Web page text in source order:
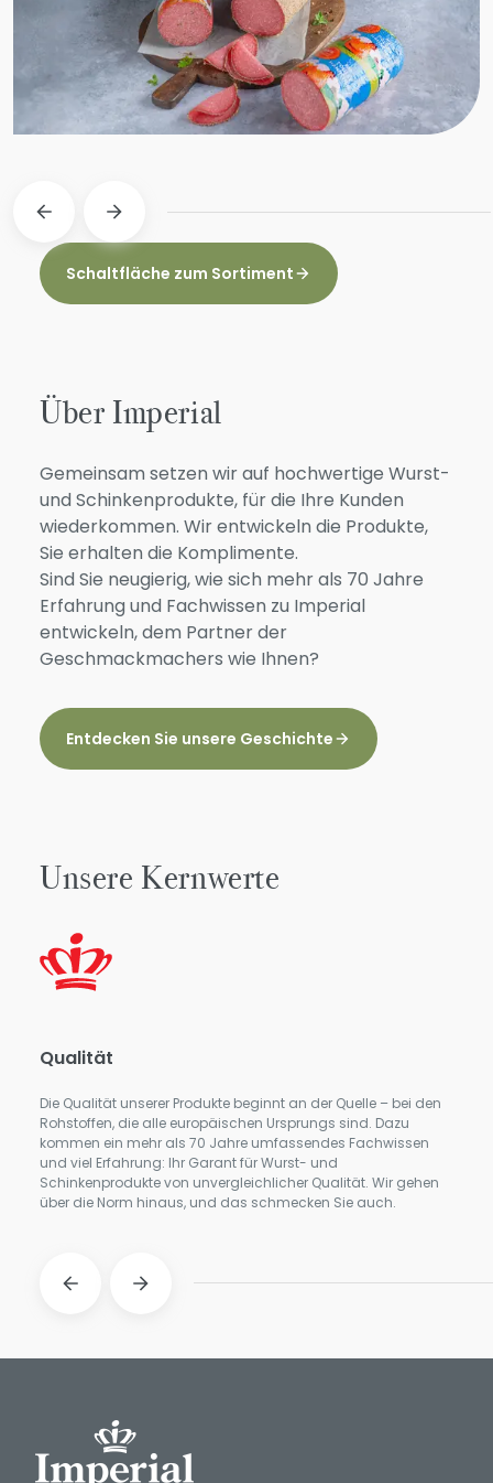
Schaltfläche zum Sortiment
Über Imperial
Gemeinsam setzen wir auf hochwertige Wurst-
und Schinkenprodukte, für die Ihre Kunden
wiederkommen. Wir entwickeln die Produkte,
Sie erhalten die Komplimente.
Sind Sie neugierig, wie sich mehr als 70 Jahre
Erfahrung und Fachwissen zu Imperial
entwickeln, dem Partner der
Geschmackmachers wie Ihnen?
Entdecken Sie unsere Geschichte
Unsere Kernwerte
Qualität
Die Qualität unserer Produkte beginnt an der Quelle – bei den
Rohstoffen, die alle europäischen Ursprungs sind. Dazu
kommen ein mehr als 70 Jahre umfassendes Fachwissen
und viel Erfahrung: Ihr Garant für Wurst- und
Schinkenprodukte von unvergleichlicher Qualität. Wir gehen
über die Norm hinaus, und das schmecken Sie auch.